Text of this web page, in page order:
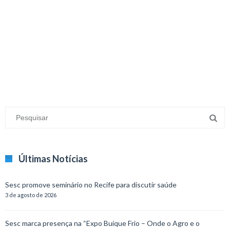
Últimas Notícias
Sesc promove seminário no Recife para discutir saúde
3 de agosto de 2026
Sesc marca presença na “Expo Buíque Frio – Onde o Agro e o